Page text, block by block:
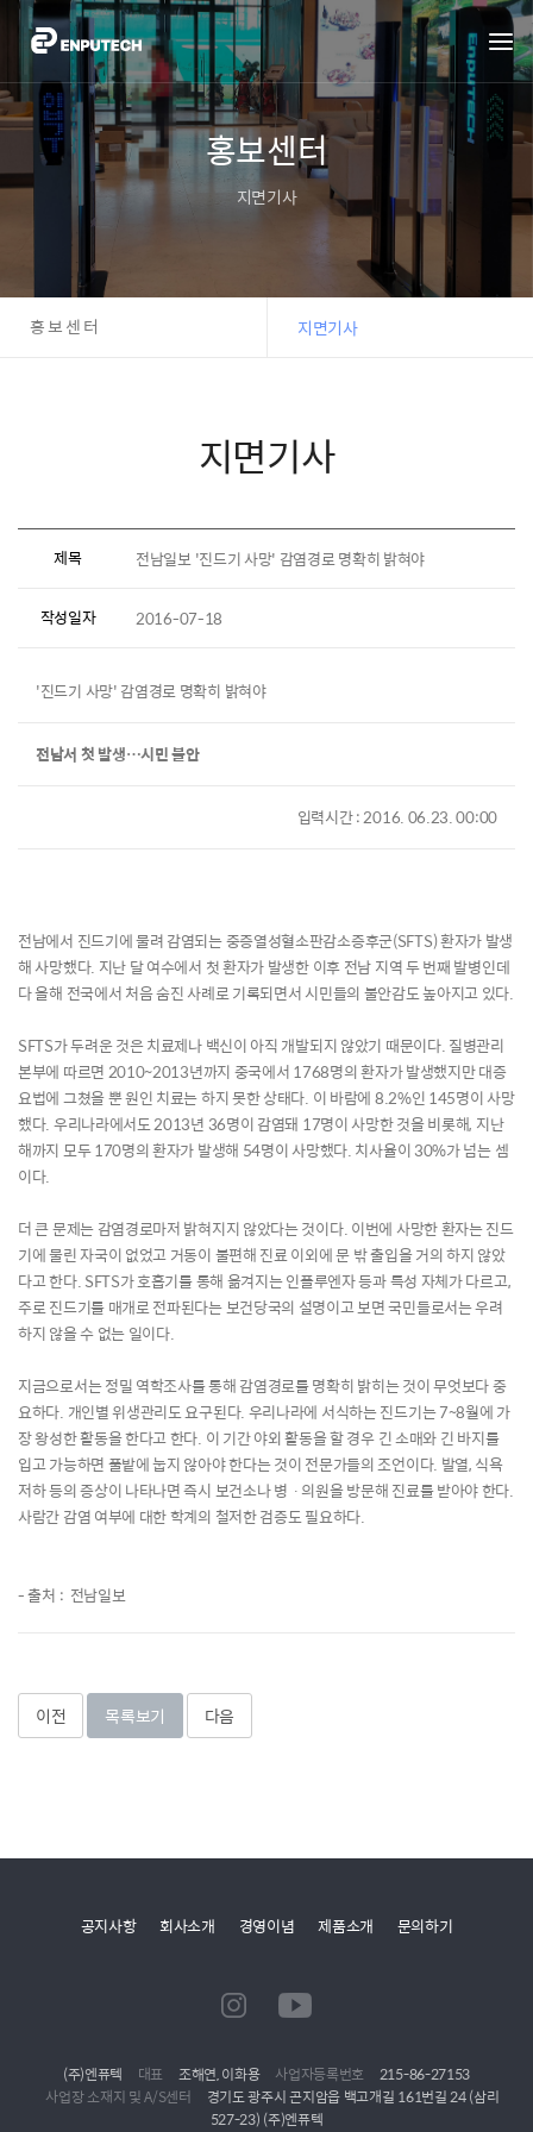
홍보센터
지면기사
홍보센터 지면기사
지면기사
제목 전남일보 '진드기 사망' 감염경로 명확히 밝혀야
작성일자 2016-07-18
'진드기 사망' 감염경로 명확히 밝혀야
전남서 첫 발생…시민 불안
입력시간 : 2016. 06.23. 00:00
전남에서 진드기에 물려 감염되는 중증열성혈소판감소증후군(SFTS) 환자가 발생
해 사망했다. 지난 달 여수에서 첫 환자가 발생한 이후 전남 지역 두 번째 발병인데
다 올해 전국에서 처음 숨진 사례로 기록되면서 시민들의 불안감도 높아지고 있다.
SFTS가 두려운 것은 치료제나 백신이 아직 개발되지 않았기 때문이다. 질병관리
본부에 따르면 2010~2013년까지 중국에서 1768명의 환자가 발생했지만 대증
요법에 그쳤을 뿐 원인 치료는 하지 못한 상태다. 이 바람에 8.2%인 145명이 사망
했다. 우리나라에서도 2013년 36명이 감염돼 17명이 사망한 것을 비롯해, 지난
해까지 모두 170명의 환자가 발생해 54명이 사망했다. 치사율이 30%가 넘는 셈
이다.
더 큰 문제는 감염경로마저 밝혀지지 않았다는 것이다. 이번에 사망한 환자는 진드
기에 물린 자국이 없었고 거동이 불편해 진료 이외에 문 밖 출입을 거의 하지 않았
다고 한다. SFTS가 호흡기를 통해 옮겨지는 인플루엔자 등과 특성 자체가 다르고,
주로 진드기를 매개로 전파된다는 보건당국의 설명이고 보면 국민들로서는 우려
하지 않을 수 없는 일이다.
지금으로서는 정밀 역학조사를 통해 감염경로를 명확히 밝히는 것이 무엇보다 중
요하다. 개인별 위생관리도 요구된다. 우리나라에 서식하는 진드기는 7~8월에 가
장 왕성한 활동을 한다고 한다. 이 기간 야외 활동을 할 경우 긴 소매와 긴 바지를
입고 가능하면 풀밭에 눕지 않아야 한다는 것이 전문가들의 조언이다. 발열, 식욕
저하 등의 증상이 나타나면 즉시 보건소나 병ㆍ의원을 방문해 진료를 받아야 한다.
사람간 감염 여부에 대한 학계의 철저한 검증도 필요하다.
- 출처 : 전남일보
이전 목록보기 다음
공지사항 회사소개 경영이념 제품소개 문의하기
(주)엔퓨텍 대표 조해연, 이화용 사업자등록번호
215-86-27153
사업장 소재지 및 A/S센터
경기도 광주시 곤지암읍 백고개길 161번길 24 (삼리
527-23) (주)엔퓨텍